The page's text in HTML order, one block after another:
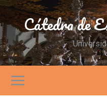
Cátedra de